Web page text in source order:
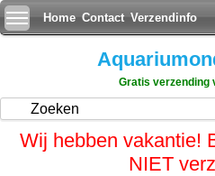
Home Contact Verzendinfo
Gratis verzending
Wij hebben vakantie!
NIET